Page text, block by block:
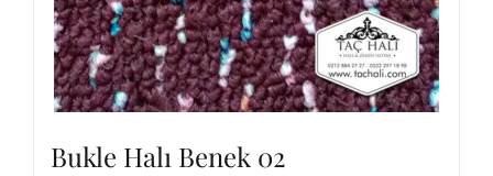
Bukle Halı Benek 02